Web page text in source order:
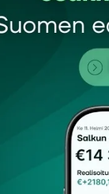
uutiskirje